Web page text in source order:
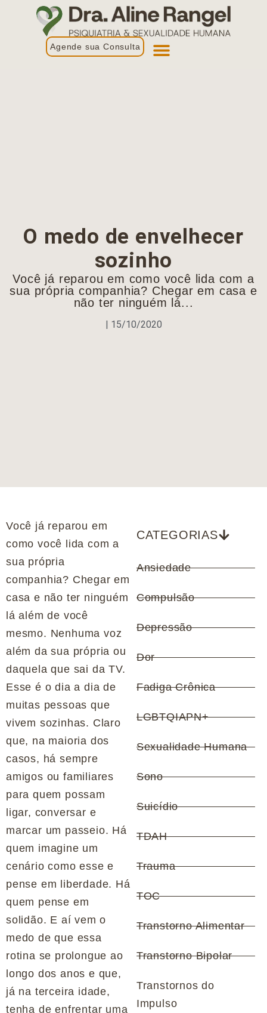
Agende sua Consulta
O medo de envelhecer
sozinho
Você já reparou em como você lida com a
sua própria companhia? Chegar em casa e
não ter ninguém lá...
| 15/10/2020
Você já reparou em
como você lida com a
sua própria
companhia? Chegar em
casa e não ter ninguém
lá além de você
mesmo. Nenhuma voz
além da sua própria ou
daquela que sai da TV.
Esse é o dia a dia de
muitas pessoas que
vivem sozinhas. Claro
que, na maioria dos
casos, há sempre
amigos ou familiares
para quem possam
ligar, conversar e
marcar um passeio. Há
quem imagine um
cenário como esse e
pense em liberdade. Há
quem pense em
solidão. E aí vem o
medo de que essa
rotina se prolongue ao
longo dos anos e que,
já na terceira idade,
tenha de enfrentar uma
CATEGORIAS
Ansiedade
Compulsão
Depressão
Dor
Fadiga Crônica
LGBTQIAPN+
Sexualidade Humana
Sono
Suicídio
TDAH
Trauma
TOC
Transtorno Alimentar
Transtorno Bipolar
Transtornos do
Impulso